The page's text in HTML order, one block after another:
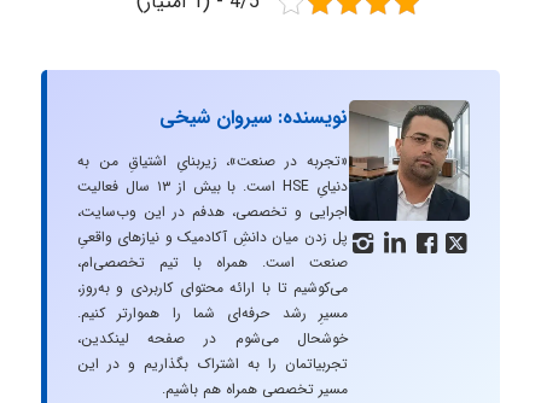
   
نویسنده: سیروان شیخی
«تجربه در صنعت»، زیربنایِ اشتیاقِ من به
دنیایِ HSE است. با بیش از ۱۳ سال فعالیت
اجرایی و تخصصی، هدفم در این وب‌سایت،
پل زدن میان دانشِ آکادمیک و نیازهای واقعیِ
صنعت است. همراه با تیم تخصصی‌ام،
می‌کوشیم تا با ارائه محتوای کاربردی و به‌روز،
مسیرِ رشد حرفه‌ای شما را هموارتر کنیم.
خوشحال می‌شوم در صفحه لینکدین،
تجربیاتمان را به اشتراک بگذاریم و در این
مسیر تخصصی همراه هم باشیم.